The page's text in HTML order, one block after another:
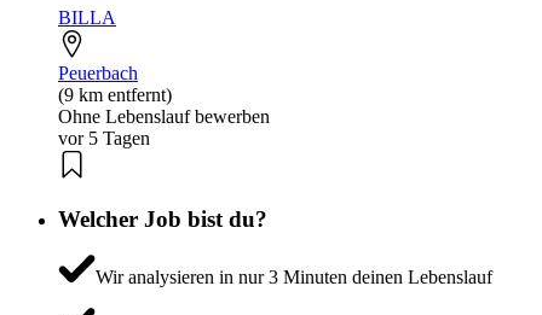
BILLA
Peuerbach
(9 km entfernt)
Ohne Lebenslauf bewerben
vor 5 Tagen
Welcher Job bist du?
Wir analysieren in nur 3 Minuten deinen Lebenslauf